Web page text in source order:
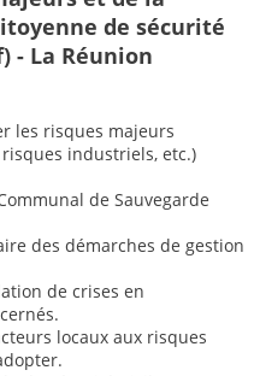
de sécurité
- La Réunion
les risques majeurs
industriels, etc.)
de Sauvegarde
des démarches de gestion
de crises en
locaux aux risques